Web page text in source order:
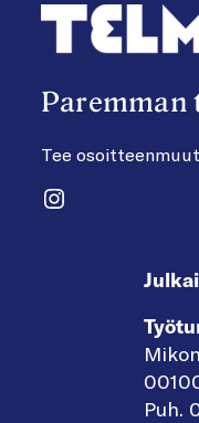
Paremman
Tee
Instagram
Puh.